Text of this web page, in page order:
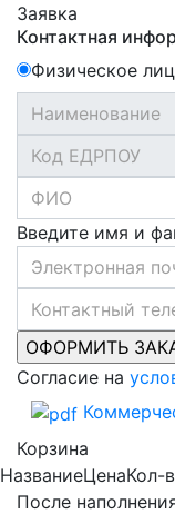
Заявка
Контактная
Физическое
Введите имя и
Согласие на
Корзина
НазваниеЦенаКол-
После